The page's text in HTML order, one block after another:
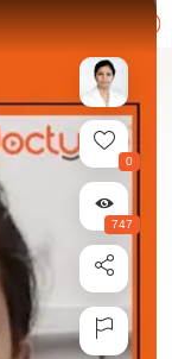
---
0
747